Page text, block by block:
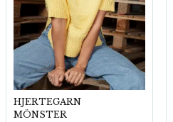
HJERTEGARN
MÖNSTER